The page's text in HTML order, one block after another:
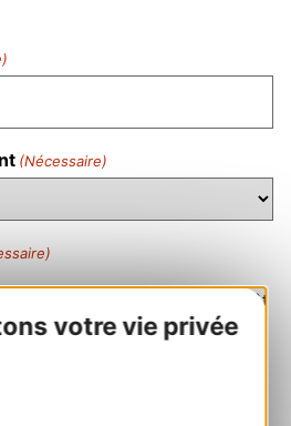
votre vie privée
(Nécessaire)
OPCO, souhaitez-vous un dépôt
"oui", pensez à envoyer par
à notre service Formation.